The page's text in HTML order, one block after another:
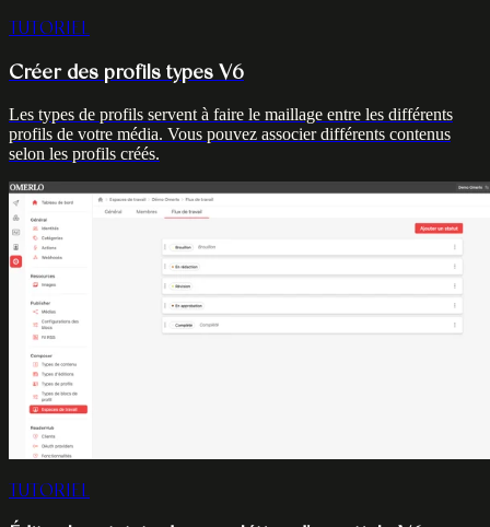
TUTORIEL
Créer des profils types V6
Les types de profils servent à faire le maillage entre les différents
profils de votre média. Vous pouvez associer différents contenus
selon les profils créés.
TUTORIEL